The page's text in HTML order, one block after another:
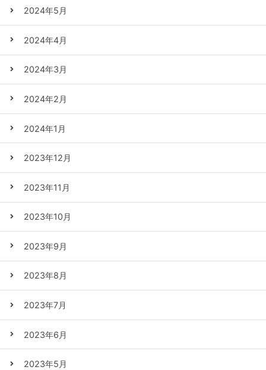
2024年5月
2024年4月
2024年3月
2024年2月
2024年1月
2023年12月
2023年11月
2023年10月
2023年9月
2023年8月
2023年7月
2023年6月
2023年5月